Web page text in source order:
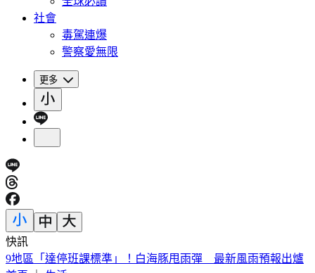
社會
毒駕連爆
警察愛無限
更多
快訊
怎麼睡都累！沈玉琳確診血癌前爆異狀 醫揭3疲勞：恐骨髓